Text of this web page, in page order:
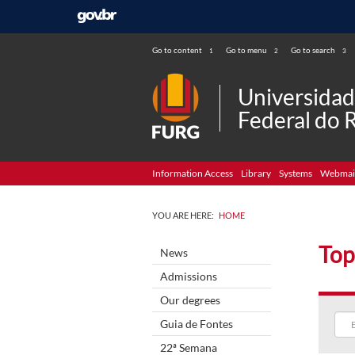
Go to content 1 Go to menu 2 Go to search 3
Federal do
Information Access Library Systems
YOU ARE HERE: HOME
News
Admissions
Our degrees
Guia de Fontes
22ª Semana